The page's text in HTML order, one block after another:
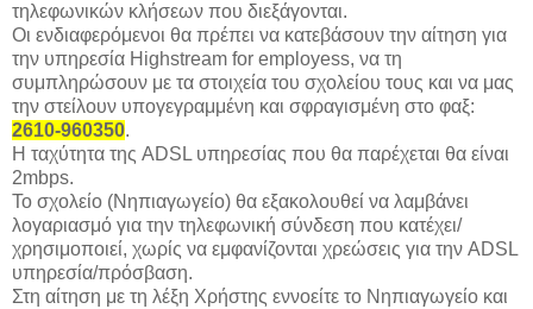
τηλεφωνικών κλήσεων που διεξάγονται.
Οι ενδιαφερόμενοι θα πρέπει να κατεβάσουν την αίτηση για
την υπηρεσία Highstream for employess, να τη
συμπληρώσουν με τα στοιχεία του σχολείου τους και να μας
την στείλουν υπογεγραμμένη και σφραγισμένη στο φαξ:
2610-960350.
Η ταχύτητα της ADSL υπηρεσίας που θα παρέχεται θα είναι
2mbps.
Το σχολείο (Νηπιαγωγείο) θα εξακολουθεί να λαμβάνει
λογαριασμό για την τηλεφωνική σύνδεση που κατέχει/
χρησιμοποιεί, χωρίς να εμφανίζονται χρεώσεις για την ADSL
υπηρεσία/πρόσβαση.
Στη αίτηση με τη λέξη Χρήστης εννοείτε το Νηπιαγωγείο και